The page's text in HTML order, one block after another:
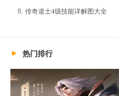
传奇道士4级技能详解图大全
热门排行